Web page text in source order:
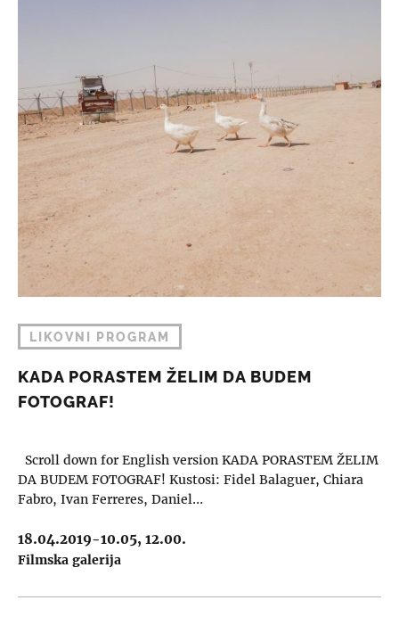
LIKOVNI PROGRAM
KADA PORASTEM ŽELIM DA BUDEM
FOTOGRAF!
Scroll down for English version KADA PORASTEM ŽELIM
DA BUDEM FOTOGRAF! Kustosi: Fidel Balaguer, Chiara
Fabro, Ivan Ferreres, Daniel…
18.04.2019-10.05, 12.00.
Filmska galerija